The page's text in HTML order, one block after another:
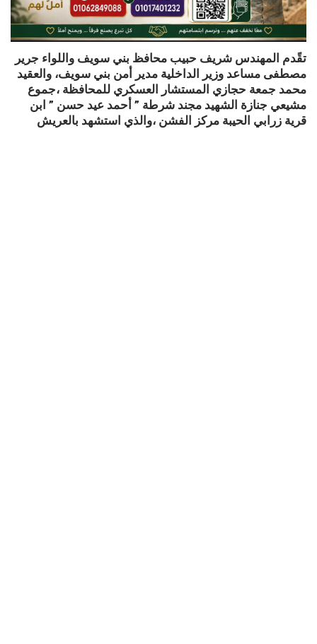
تقًدم المهندس شريف حبيب محافظ بني سويف واللواء جرير
مصطفى مساعد وزير الداخلية مدير أمن بني سويف، والعقيد
محمد جمعة حجازي المستشار العسكري للمحافظة ،جموع
مشيعي جنازة الشهيد مجند شرطة ” أحمد عيد حسن ” ابن
قرية زرابي الحيبة مركز الفشن ،والذي استشهد بالعريش